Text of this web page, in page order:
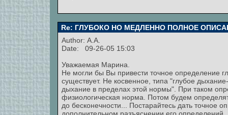
Re: ГЛУБОКО НО МЕДЛЕННО ПОЛНОЕ
Author: А.А.
Date: 09-26-05 15:03
Уважаемая Марина.
Не могли бы Вы привести точное определение
существует. Не косвенное, типа "глубое
дыхание в пределах этой нормы". При таком
физиологическая норма. Потом будем
до бесконечности... Постарайтесь дать точное